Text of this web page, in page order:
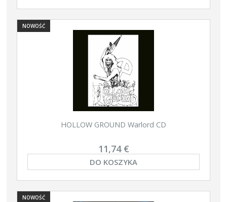
HOLLOW GROUND Warlord CD
11,74 €
DO KOSZYKA
NOWOŚĆ
NOWOŚĆ